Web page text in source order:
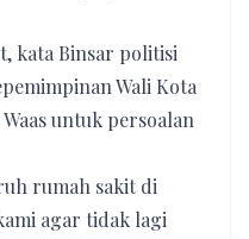
kata Binsar politisi
Wali Kota
untuk persoalan
rumah sakit di
agar tidak lagi